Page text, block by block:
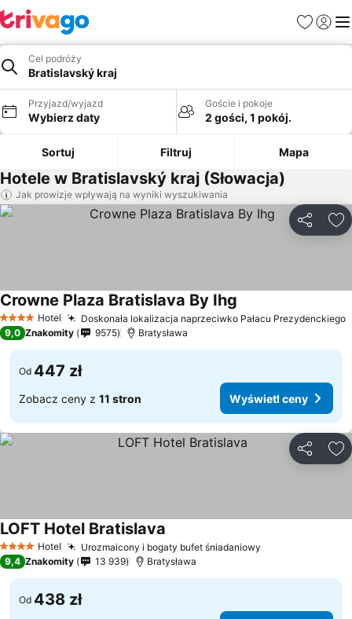
Ulubione
Cel podróży
Bratislavský kraj
Przyjazd/wyjazd
Wybierz daty
Goście i pokoje
2 gości, 1 pokój.
Sortuj Filtruj Mapa
Hotele w Bratislavský kraj (Słowacja)
Jak prowizje wpływają na wyniki wyszukiwania
4 KategoriaHotel Doskonała lokalizacja naprzeciwko Pałacu Prezydenckiego
Crowne Plaza Bratislava By Ihg
9,0 Znakomity 9575 Bratysława
Od 447 zł
Zobacz ceny z 11 stron Wyświetl ceny
4 KategoriaHotel Urozmaicony i bogaty bufet śniadaniowy
LOFT Hotel Bratislava
9,4 Znakomity 13 939 Bratysława
Od 438 zł